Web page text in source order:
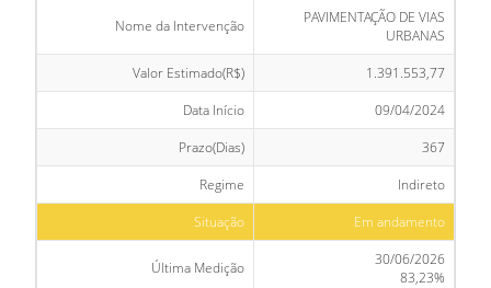
Nome da Intervenção
PAVIMENTAÇÃO DE VIAS
URBANAS
Valor Estimado(R$)
1.391.553,77
Data Início
09/04/2024
Prazo(Dias)
367
Regime
Indireto
Situação
Em andamento
Última Medição
30/06/2026
83,23%